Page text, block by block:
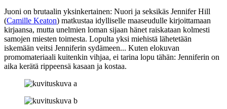
Juoni on brutaalin yksinkertainen: Nuori ja seksikäs Jennifer Hill
(Camille Keaton) matkustaa idylliselle maaseudulle kirjoittamaan
kirjaansa, mutta unelmien loman sijaan hänet raiskataan kolmesti
samojen miesten toimesta. Lopulta yksi miehistä lähetetään
iskemään veitsi Jenniferin sydämeen... Kuten elokuvan
promomateriaali kuitenkin vihjaa, ei tarina lopu tähän: Jenniferin on
aika kerätä rippeensä kasaan ja kostaa.